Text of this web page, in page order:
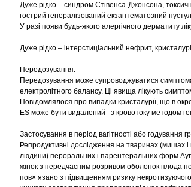
Дуже рідко – синдром Стівенса-Джонсона,
гострий генералізований екзантематозний
У разі появи будь-якого алергічного дерматиту
Дуже рідко – інтерстиціальний нефрит,
Передозування.
Передозування може супроводжуватися
електролітного балансу. Ці явища лікують
Повідомлялося про випадки кристалурії, що в
ES може бути видалений з кровотоку методом
Застосування в період вагітності або годування
Репродуктивні дослідження на тваринах (мишах
людини) пероральних і парентеральних форм
жінок з передчасним розривом оболонок плода
пов× язано з підвищенням ризику